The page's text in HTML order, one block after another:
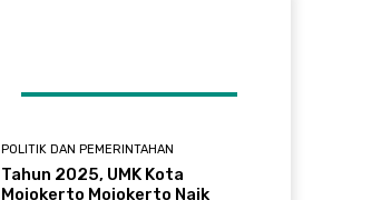
POLITIK DAN PEMERINTAHAN
Tahun 2025, UMK Kota
Mojokerto Mojokerto Naik